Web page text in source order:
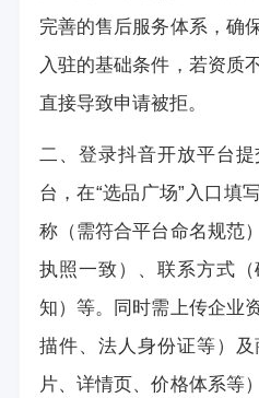
完善的售后服务体系，确
入驻的基础条件，若资质
直接导致申请被拒。
二、登录抖音开放平台
台，在“选品广场”入口填
称（需符合平台命名规范
执照一致）、联系方式
知）等。同时需上传企业
描件、法人身份证等）
片、详情页、价格体系等